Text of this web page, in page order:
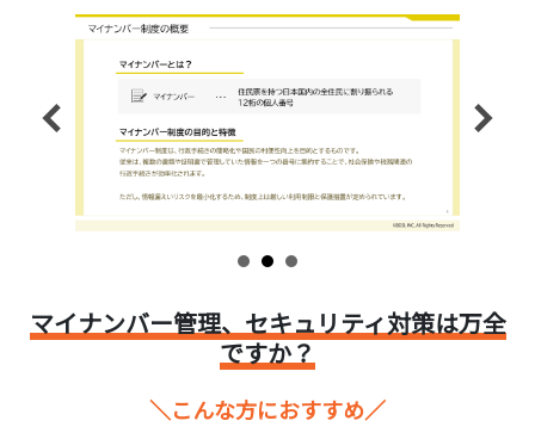
マイナンバー管理、セキュリティ対策は万全
ですか？
＼こんな方におすすめ／